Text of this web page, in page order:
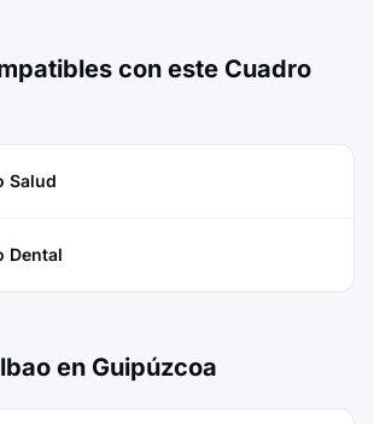
con este Cuadro
Salud
Dental
en Guipúzcoa